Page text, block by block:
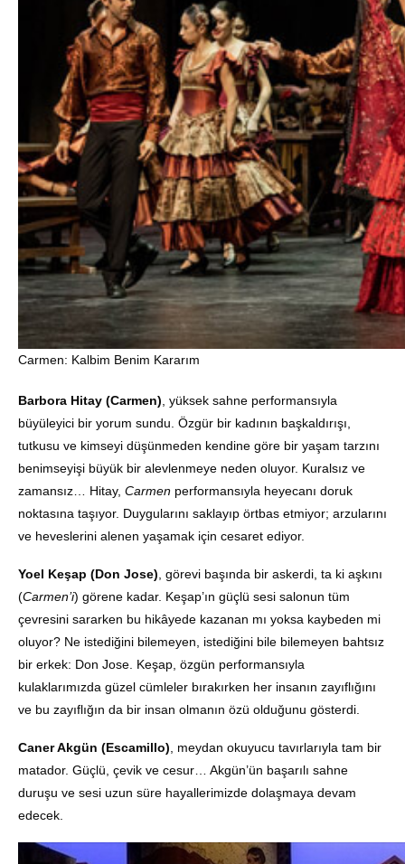
Carmen: Kalbim Benim Kararım
Barbora Hitay (Carmen) , yüksek sahne performansıyla
büyüleyici bir yorum sundu. Özgür bir kadının başkaldırışı,
tutkusu ve kimseyi düşünmeden kendine göre bir yaşam tarzını
benimseyişi büyük bir alevlenmeye neden oluyor. Kuralsız ve
zamansız… Hitay, Carmen performansıyla heyecanı doruk
noktasına taşıyor. Duygularını saklayıp örtbas etmiyor; arzularını
ve heveslerini alenen yaşamak için cesaret ediyor.
Yoel Keşap (Don Jose) , görevi başında bir askerdi, ta ki aşkını
(Carmen’i) görene kadar. Keşap’ın güçlü sesi salonun tüm
çevresini sararken bu hikâyede kazanan mı yoksa kaybeden mi
oluyor? Ne istediğini bilemeyen, istediğini bile bilemeyen bahtsız
bir erkek: Don Jose. Keşap, özgün performansıyla
kulaklarımızda güzel cümleler bırakırken her insanın zayıflığını
ve bu zayıflığın da bir insan olmanın özü olduğunu gösterdi.
Caner Akgün (Escamillo) , meydan okuyucu tavırlarıyla tam bir
matador. Güçlü, çevik ve cesur… Akgün’ün başarılı sahne
duruşu ve sesi uzun süre hayallerimizde dolaşmaya devam
edecek.